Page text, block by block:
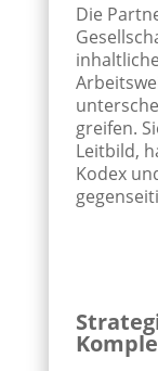
Die
greifen.
Leitbild,
Kodex